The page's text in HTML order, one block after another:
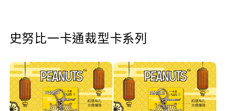
史努比一卡通裁型卡系列